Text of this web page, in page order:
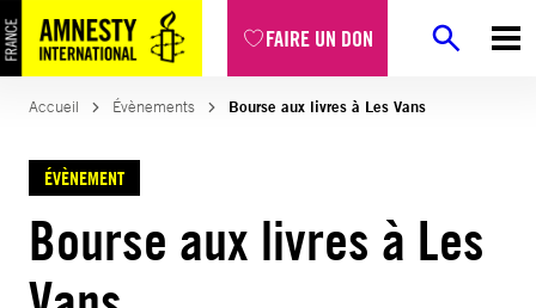
FAIRE UN DON
Accueil Évènements Bourse aux livres à Les Vans
ÉVÈNEMENT
Bourse aux livres à Les